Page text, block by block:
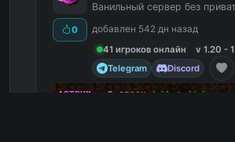
0
Ванильный сервер без
добавлен 542 дн назад
41 игроков онлайн
v 1.20 -
Telegram
Discord
ASTRUM 9 ᴄᴇзᴏʜ
¹‧²¹ ⁻ ²⁶‧²